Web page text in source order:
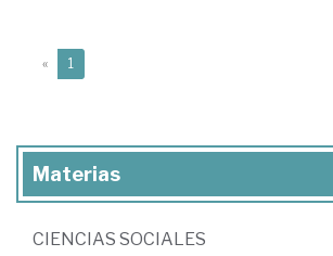
« 1
Materias
CIENCIAS SOCIALES